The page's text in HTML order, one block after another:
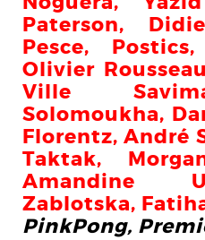
Paterson,
Pesce,
Olivier
Ville
Solomoukha,
Florentz, André
Taktak,
Amandine
Zablotska,
PinkPong,